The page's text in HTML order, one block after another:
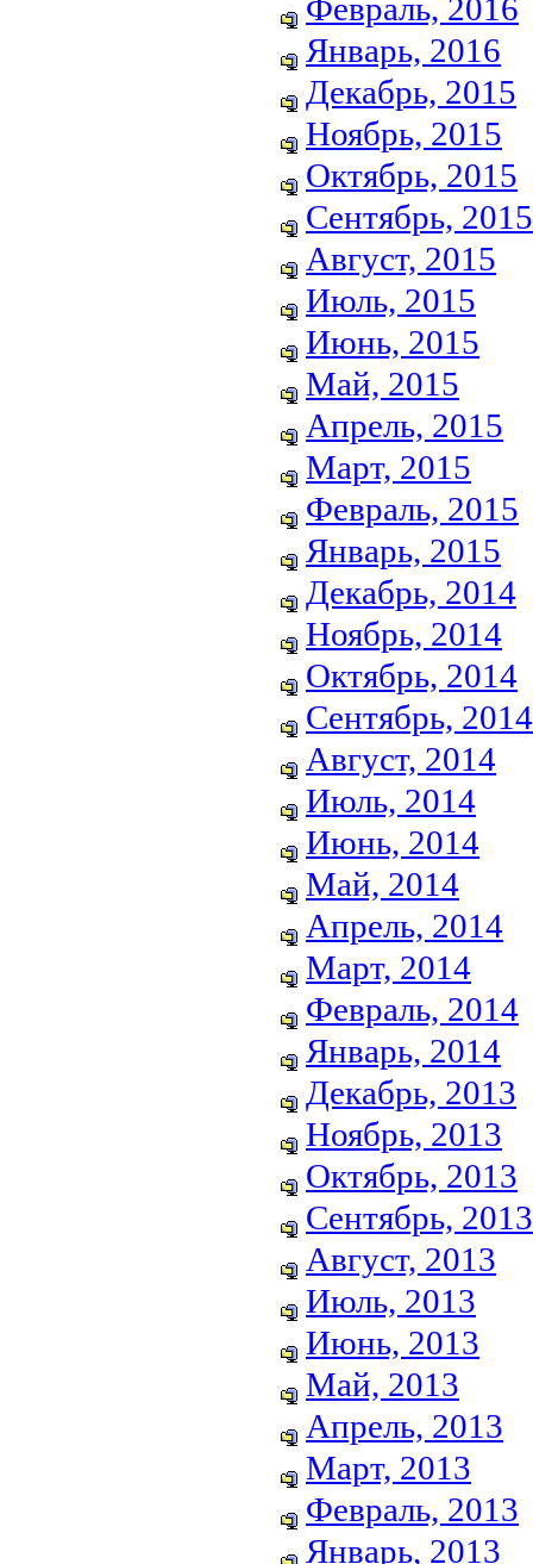
Февраль, 2016
Январь, 2016
Декабрь, 2015
Ноябрь, 2015
Октябрь, 2015
Сентябрь, 2015
Август, 2015
Июль, 2015
Июнь, 2015
Май, 2015
Апрель, 2015
Март, 2015
Февраль, 2015
Январь, 2015
Декабрь, 2014
Ноябрь, 2014
Октябрь, 2014
Сентябрь, 2014
Август, 2014
Июль, 2014
Июнь, 2014
Май, 2014
Апрель, 2014
Март, 2014
Февраль, 2014
Январь, 2014
Декабрь, 2013
Ноябрь, 2013
Октябрь, 2013
Сентябрь, 2013
Август, 2013
Июль, 2013
Июнь, 2013
Май, 2013
Апрель, 2013
Март, 2013
Февраль, 2013
Январь, 2013